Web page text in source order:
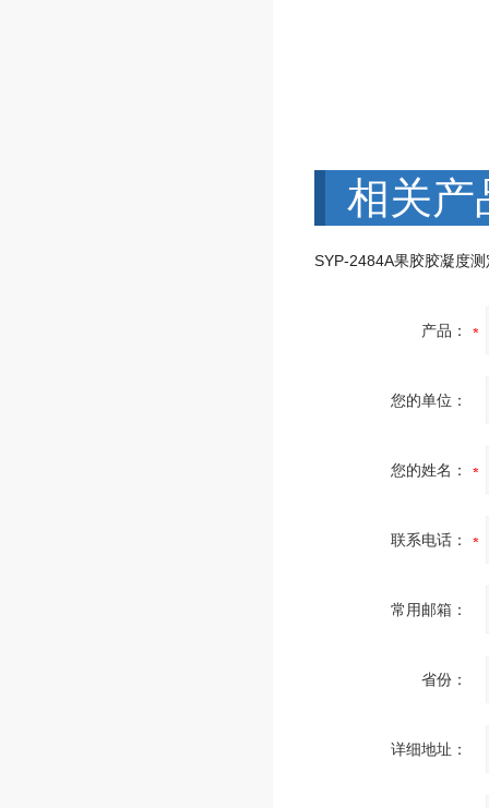
相关产
产品：
您的单位：
您的姓名：
联系电话：
常用邮箱：
省份：
详细地址：